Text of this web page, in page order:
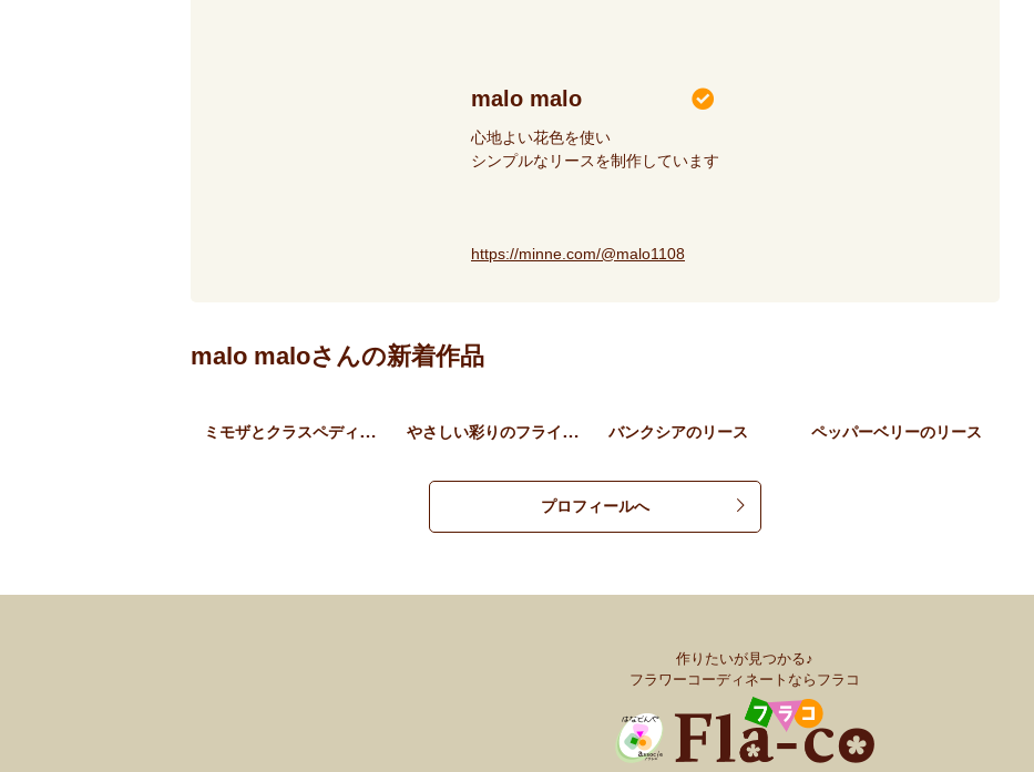
malo malo
心地よい花色を使い
シンプルなリースを制作しています
https://minne.com/@malo1108
malo maloさんの新着作品
ミモザとクラスペディアのフ… やさしい彩りのフライングリ… バンクシアのリース ペッパーベリーのリース
プロフィールへ
作りたいが見つかる♪
フラワーコーディネートならフラコ